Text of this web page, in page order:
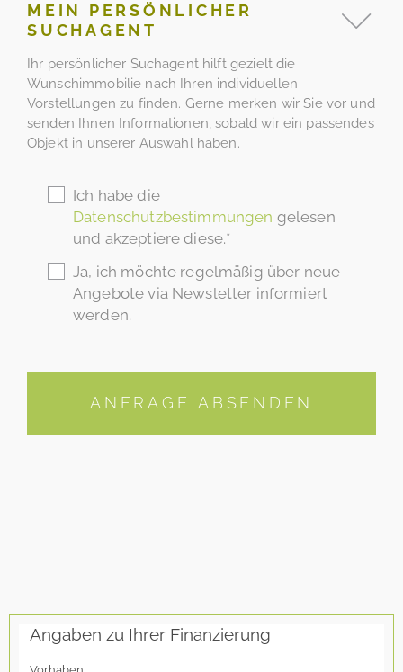
MEIN PERSÖNLICHER
SUCHAGENT
Ihr persönlicher Suchagent hilft gezielt die
Wunschimmobilie nach Ihren individuellen
Vorstellungen zu finden. Gerne merken wir Sie vor und
senden Ihnen Informationen, sobald wir ein passendes
Objekt in unserer Auswahl haben.
Ich habe die
Datenschutzbestimmungen gelesen
und akzeptiere diese.*
Ja, ich möchte regelmäßig über neue
Angebote via Newsletter informiert
werden.
ANFRAGE ABSENDEN